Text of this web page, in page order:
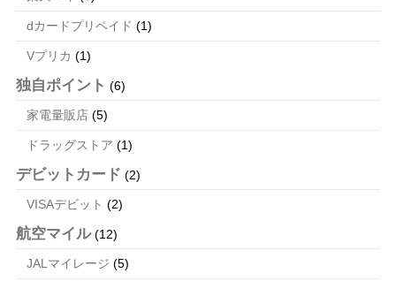
dカードプリペイド (1)
Vプリカ (1)
独自ポイント (6)
家電量販店(5)
ドラッグストア (1)
デビットカード (2)
VISAデビット (2)
航空マイル(12)
JALマイレージ (5)